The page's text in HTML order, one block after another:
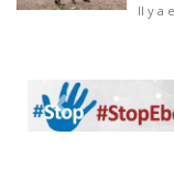
Il y a
Previous